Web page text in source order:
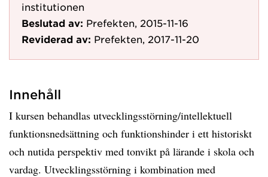
institutionen
Beslutad av: Prefekten, 2015-11-16
Reviderad av: Prefekten, 2017-11-20
Innehåll
I kursen behandlas utvecklingsstörning/intellektuell
funktionsnedsättning och funktionshinder i ett historiskt
och nutida perspektiv med tonvikt på lärande i skola och
vardag. Utvecklingsstörning i kombination med